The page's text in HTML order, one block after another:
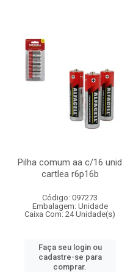
Pilha comum aa c/16 unid
cartlea r6p16b
Código: 097273
Embalagem: Unidade
Caixa Com: 24 Unidade(s)
Faça seu login ou
cadastre-se para
comprar.